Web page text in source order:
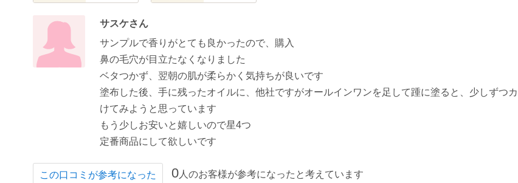
サスケさん
サンプルで香りがとても良かったので、購入
鼻の毛穴が目立たなくなりました
ベタつかず、翌朝の肌が柔らかく気持ちが良いです
塗布した後、手に残ったオイルに、他社ですがオールインワンを足して踵に塗ると、少しずつ
けてみようと思っています
もう少しお安いと嬉しいので星4つ
定番商品にして欲しいです
この口コミが参考になった 0人のお客様が参考になったと考えています